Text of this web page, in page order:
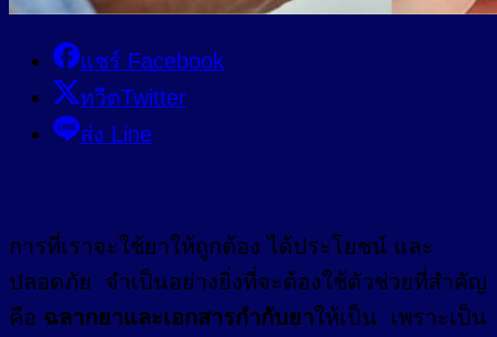
แชร์ Facebook
ทวีตTwitter
ส่ง Line
การที่เราจะใช้ยาให้ถูกต้อง ได้ประโยชน์ และ
ปลอดภัย จำเป็นอย่างยิ่งที่จะต้องใช้ตัวช่วยที่สำคัญ
คือ ฉลากยาและเอกสารกำกับยาให้เป็น เพราะเป็น